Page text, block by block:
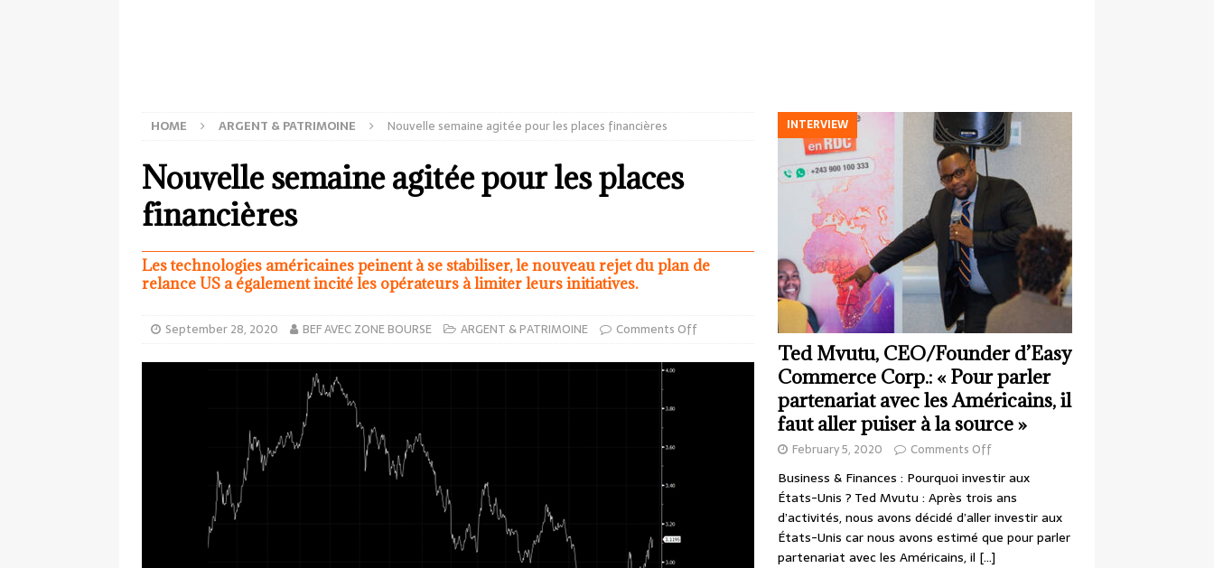
HOME ARGENT & PATRIMOINE Nouvelle semaine agitée pour les places financières
Nouvelle semaine agitée pour les places
financières
Les technologies américaines peinent à se stabiliser, le nouveau rejet du plan de
relance US a également incité les opérateurs à limiter leurs initiatives.
September 28, 2020 BEF AVEC ZONE BOURSE ARGENT & PATRIMOINE Comments Off
INTERVIEW
Ted Mvutu, CEO/Founder d’Easy
Commerce Corp.: « Pour parler
partenariat avec les Américains, il
faut aller puiser à la source »
February 5, 2020 Comments Off
Business & Finances : Pourquoi investir aux
États-Unis ? Ted Mvutu : Après trois ans
d’activités, nous avons décidé d’aller investir aux
États-Unis car nous avons estimé que pour parler
partenariat avec les Américains, il […]